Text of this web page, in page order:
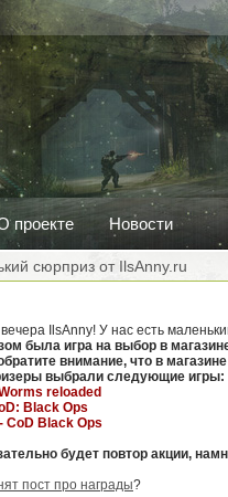
проекте Новости
сюрприз от IlsAnny.ru
IlsAnny! У нас есть
была игра на выбор в
внимание, что в
выбрали следующие игры:
reloaded
Black Ops
- CoD Black Ops
будет повтор акции,
пост про награды?